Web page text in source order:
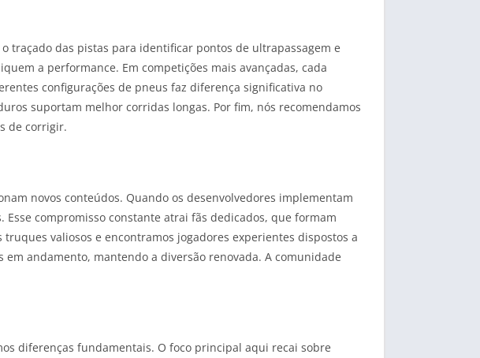
traçado das pistas para identificar pontos de ultrapassagem e
a performance. Em competições mais avançadas, cada
configurações de pneus faz diferença significativa no
suportam melhor corridas longas. Por fim, nós recomendamos
de corrigir.
novos conteúdos. Quando os desenvolvedores implementam
compromisso constante atrai fãs dedicados, que formam
valiosos e encontramos jogadores experientes dispostos a
andamento, mantendo a diversão renovada. A comunidade
diferenças fundamentais. O foco principal aqui recai sobre